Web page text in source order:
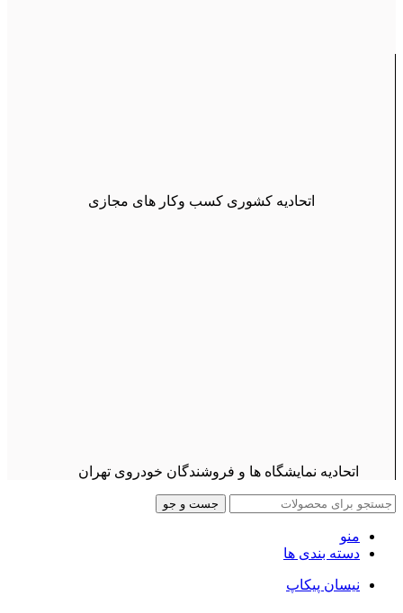
اتحادیه کشوری کسب وکار های مجازی
اتحادیه نمایشگاه ها و فروشندگان خودروی تهران
جست و جو
منو
دسته بندی ها
نیسان پیکاپ